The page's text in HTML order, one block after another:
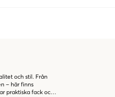
och stil. Från
– här finns
praktiska fack och